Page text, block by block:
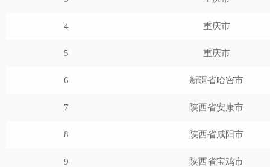
4 重庆市
5 重庆市
6 新疆省哈密市
7 陕西省安康市
8 陕西省咸阳市
9 陕西省宝鸡市